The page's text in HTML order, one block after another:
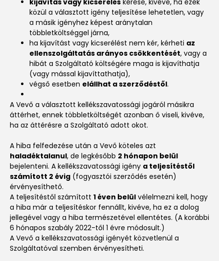
kijavítás vagy kicserélés kérése, kivéve, ha ezek
közül a választott igény teljesítése lehetetlen, vagy
a másik igényhez képest aránytalan
többletköltséggel járna,
ha kijavítást vagy kicserélést nem kér, kérheti az
ellenszolgáltatás arányos csökkentését, vagy a
hibát a Szolgáltató költségére maga is kijavíthatja
(vagy mással kijavíttathatja),
végső esetben elállhat a szerződéstől.
A Vevő a választott kellékszavatossági jogáról másikra
áttérhet, ennek többletköltségét azonban ő viseli, kivéve,
ha az áttérésre a Szolgáltató adott okot.
A hiba felfedezése után a Vevő köteles azt
haladéktalanul, de legkésőbb 2 hónapon belül
bejelenteni. A kellékszavatossági igény a teljesítéstől
számított 2 évig (fogyasztói szerződés esetén)
érvényesíthető.
A teljesítéstől számított 1 éven belül vélelmezni kell, hogy
a hiba már a teljesítéskor fennállt, kivéve, ha ez a dolog
jellegével vagy a hiba természetével ellentétes. (A korábbi
6 hónapos szabály 2022-től 1 évre módosult.)
A Vevő a kellékszavatossági igényét közvetlenül a
Szolgáltatóval szemben érvényesítheti.